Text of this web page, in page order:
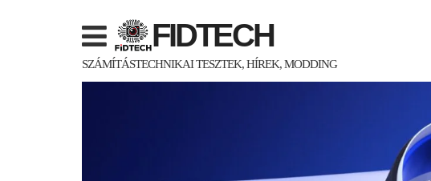
FIDTECH
SZÁMÍTÁSTECHNIKAI TESZTEK, HÍREK, MODDING